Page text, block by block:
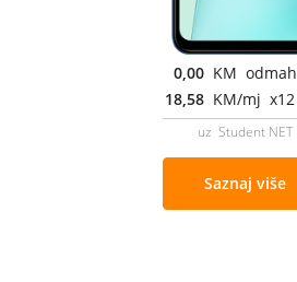
0,00 KM odmah
18,58 KM/mj x12
uz Student NET
Saznaj više